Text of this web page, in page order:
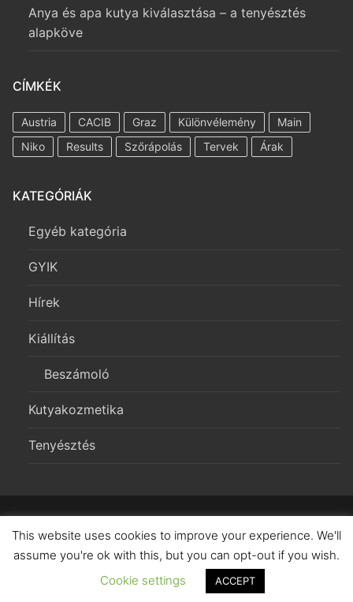
Anya és apa kutya kiválasztása – a tenyésztés
alapköve
CÍMKÉK
Austria CACIB Graz Különvélemény
Main
Niko
Results Szőrápolás Tervek Árak
KATEGÓRIÁK
Egyéb kategória
GYIK
Hírek
Kiállítás
Beszámoló
Kutyakozmetika
Tenyésztés
This website uses cookies to improve your experience. We'll
assume you're ok with this, but you can opt-out if you wish.
Cookie settings
ACCEPT